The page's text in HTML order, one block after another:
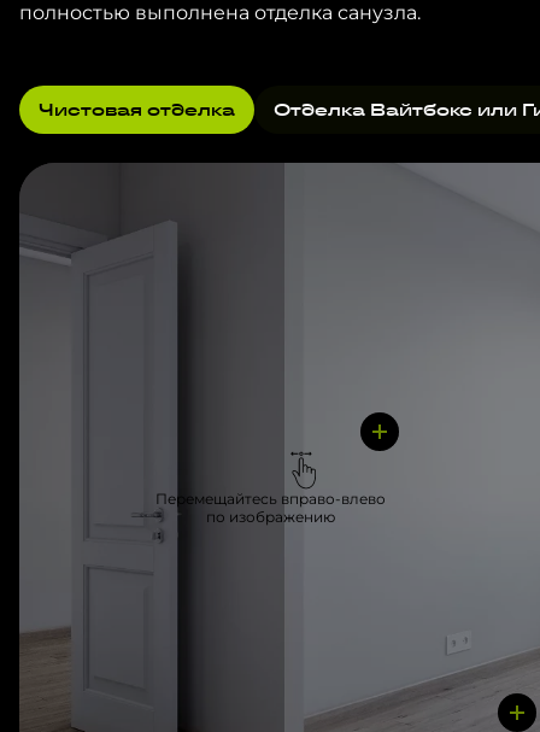
полностью выполнена отделка санузла.
Чистовая отделка Отделка Вайтбокс или
Перемещайтесь вправо-влево
по изображению